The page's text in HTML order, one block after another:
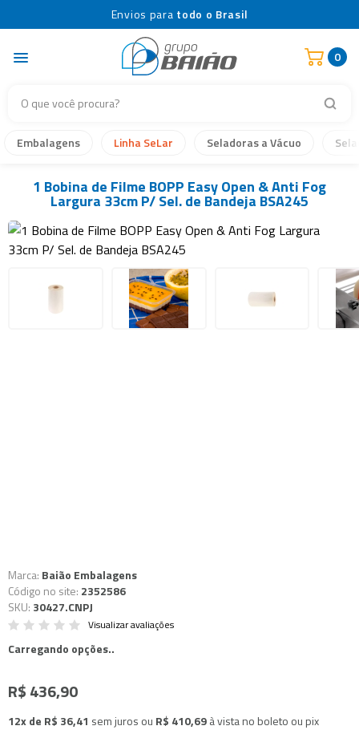
Envios para todo o Brasil
0
Embalagens Linha SeLar Seladoras a Vácuo
1 Bobina de Filme BOPP Easy Open & Anti Fog
Largura 33cm P/ Sel. de Bandeja BSA245
Marca: Baião Embalagens
Código no site: 2352586
SKU: 30427.CNPJ
Visualizar avaliações
Carregando opções..
R$ 436,90
12x de R$ 36,41 sem juros ou R$ 410,69à vista no boleto ou pix